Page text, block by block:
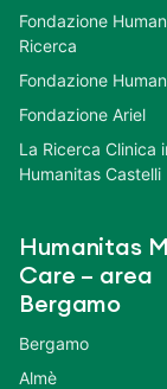
Fondazione
Ricerca
Fondazione
Fondazione Ariel
La Ricerca Clinica
Humanitas Castelli
Humanitas
Care – area
Bergamo
Bergamo
Almè